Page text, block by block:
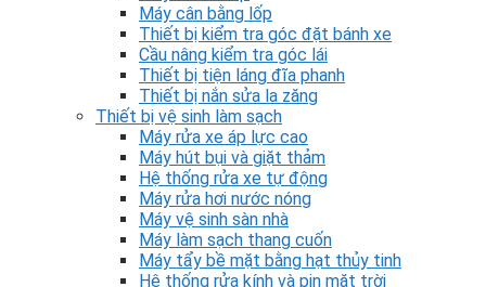
Máy cân bằng lốp
Thiết bị kiểm tra góc đặt bánh xe
Cầu nâng kiểm tra góc lái
Thiết bị tiện láng đĩa phanh
Thiết bị nắn sửa la zăng
Thiết bị vệ sinh làm sạch
Máy rửa xe áp lực cao
Máy hút bụi và giặt thảm
Hệ thống rửa xe tự động
Máy rửa hơi nước nóng
Máy vệ sinh sàn nhà
Máy làm sạch thang cuốn
Máy tẩy bề mặt bằng hạt thủy tinh
Hệ thống rửa kính và pin mặt trời